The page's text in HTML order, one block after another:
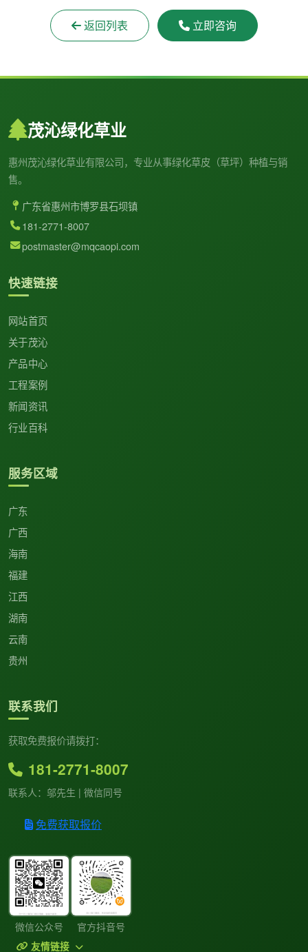
返回列表 立即咨询
茂沁绿化草业
惠州茂沁绿化草业有限公司，专业从事绿化草皮（草坪）种植与销
售。
广东省惠州市博罗县石坝镇
181-2771-8007
postmaster@mqcaopi.com
快速链接
网站首页
关于茂沁
产品中心
工程案例
新闻资讯
行业百科
服务区域
广东
广西
海南
福建
江西
湖南
云南
贵州
联系我们
获取免费报价请拨打：
181-2771-8007
联系人：邬先生 | 微信同号
免费获取报价
微信公众号 官方抖音号
友情链接